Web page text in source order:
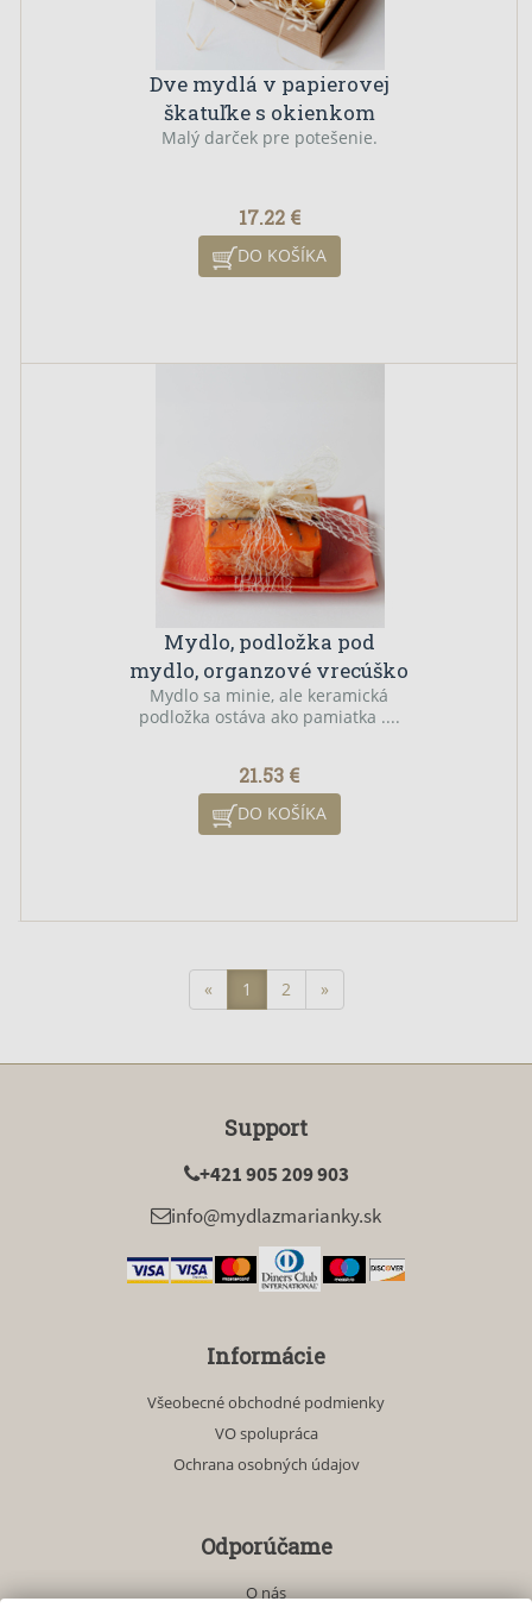
Dve mydlá v papierovej
škatuľke s okienkom
Malý darček pre potešenie.
17.22 €
DO KOŠÍKA
Mydlo, podložka pod
mydlo, organzové vrecúško
Mydlo sa minie, ale keramická
podložka ostáva ako pamiatka ....
21.53 €
DO KOŠÍKA
« 1 2 »
Support
+421 905 209 903
info@mydlazmarianky.sk
Informácie
Všeobecné obchodné podmienky
VO spolupráca
Ochrana osobných údajov
Odporúčame
O nás